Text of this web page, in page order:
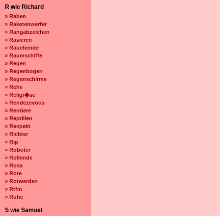
R wie Richard
» Raben
» Raketenwerfer
» Rangabzeichen
» Rasieren
» Rauchende
» Raumschiffe
» Regen
» Regenbogen
» Regenschirme
» Rehe
» Religi�se
» Rendezevous
» Rentiere
» Reptilien
» Respekt
» Richter
» Rip
» Roboter
» Rollende
» Rosa
» Rote
» Rotwerden
» Rtfm
» Ruhe
S wie Samuel